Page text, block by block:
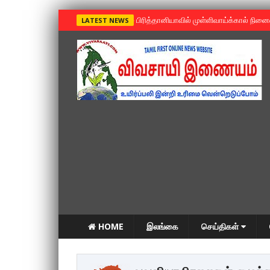
LATEST NEWS »பிரித்தானியாவில் முள்ளிவாய்க்கால்
HOME இலங்கை செய்திகள்